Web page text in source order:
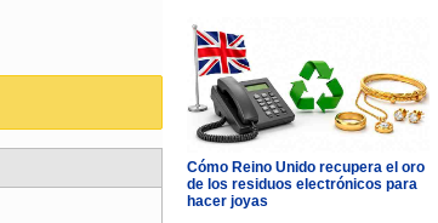
Cómo Reino Unido recupera el oro
de los residuos electrónicos para
hacer joyas